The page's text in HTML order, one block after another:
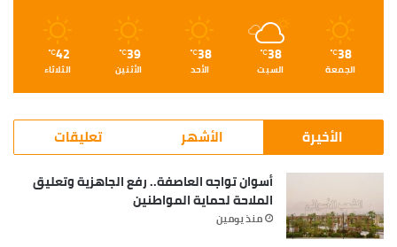
38
℃
الجمعة
38
℃
السبت
38
℃
الأحد
39
℃
الأثنين
42
℃
الثلاثاء
الأخيرة الأشهر تعليقات
أسوان تواجه العاصفة.. رفع الجاهزية وتعليق
الملاحة لحماية المواطنين
منذ يومين